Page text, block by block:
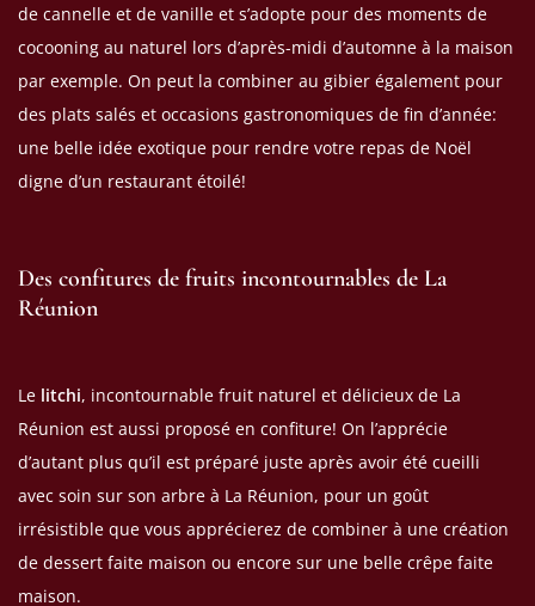
de cannelle et de vanille et s’adopte pour des moments de
cocooning au naturel lors d’après-midi d’automne à la maison
par exemple. On peut la combiner au gibier également pour
des plats salés et occasions gastronomiques de fin d’année:
une belle idée exotique pour rendre votre repas de Noël
digne d’un restaurant étoilé!
Des confitures de fruits incontournables de La
Réunion
Le litchi, incontournable fruit naturel et délicieux de La
Réunion est aussi proposé en confiture! On l’apprécie
d’autant plus qu’il est préparé juste après avoir été cueilli
avec soin sur son arbre à La Réunion, pour un goût
irrésistible que vous apprécierez de combiner à une création
de dessert faite maison ou encore sur une belle crêpe faite
maison.